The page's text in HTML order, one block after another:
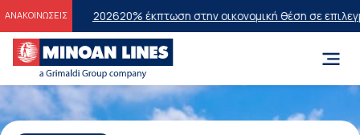
ΑΝΑΚΟΙΝΩΣΕΙΣ
202620% έκπτωση στην οικονομική θέση σε επιλεγμένα